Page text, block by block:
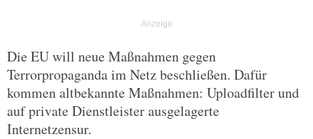
Die EU will neue Maßnahmen gegen
Terrorpropaganda im Netz beschließen. Dafür
kommen altbekannte Maßnahmen: Uploadfilter und
auf private Dienstleister ausgelagerte
Internetzensur.